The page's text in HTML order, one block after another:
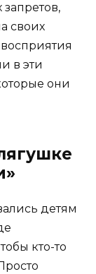
своих
в эти
они
детям
кто-то